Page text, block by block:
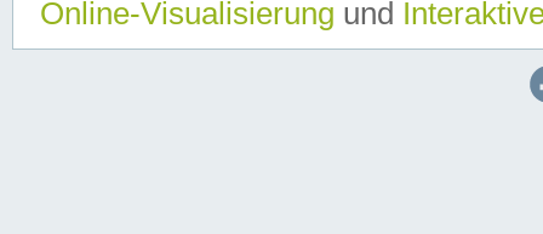
Online-Visualisierung und